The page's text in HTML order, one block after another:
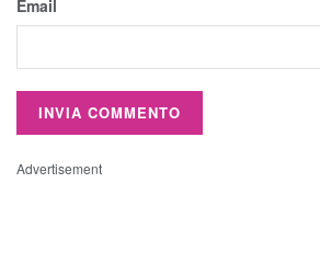
Email
Advertisement